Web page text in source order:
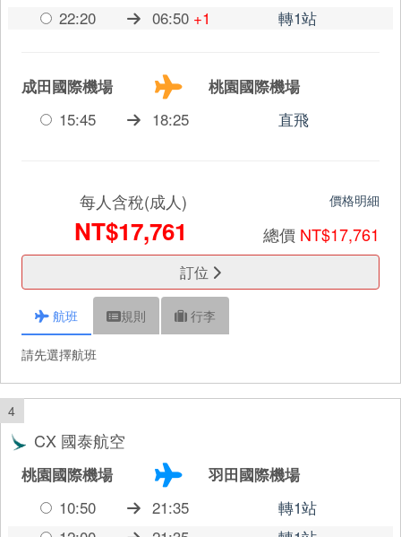
22:20
06:50 +1 轉1站
成田國際機場
桃園國際機場
15:45
18:25 直飛
每人含稅(成人)
NT$17,761
價格明細
總價 NT$17,761
訂位
航班 規則 行李
請先選擇航班
4
CX 國泰航空
桃園國際機場
羽田國際機場
10:50
21:35
轉1站